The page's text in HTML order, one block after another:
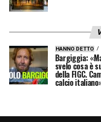
HANNO DETTO
Bargiggia:
svelo cosa è
della FIGC.
calcio italiano»